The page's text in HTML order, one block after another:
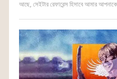
আছে, সেইটার রেফারেন্স হিসাবে আমার